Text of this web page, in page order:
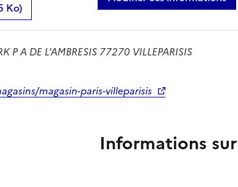
Ko)
P A DE L'AMBRESIS 77270 VILLEPARISIS
magasin-paris-villeparisis
Informations